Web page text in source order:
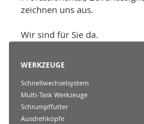
zeichnen uns aus.
Wir sind für Sie da.
WERKZEUGE
Schnellwechselsystem
Multi-Task Werkzeuge
Schrumpffutter
Ausdrehköpfe